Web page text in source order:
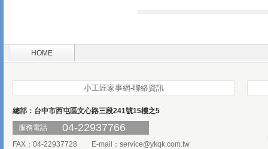
HOME
小工匠家事網-聯絡資訊
總部：台中市西屯區文心路三段241號15樓之5
服務電話
04-22937766
FAX：04-22937728 E-mail： service@ykqk.com.tw